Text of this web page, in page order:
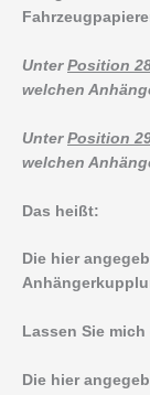
Unter Position
welchen
Unter Position
welchen
Das heißt:
Die hier
Lassen Sie
Die hier